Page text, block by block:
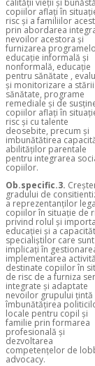
calității vieții și
copiilor aflați în
risc și a familiilor
prin abordarea
nevoilor acestora și
furnizarea
educație informală și
nonformală, educație
pentru sănătate ,
și monitorizare a
sănătate, programe
remediale și de
copiilor aflați în
risc și cu talente
deosebite, precum și
imbunătătirea
abilităților parentale
pentru integrarea
copiilor.
Ob.specific.3.
gradului de
a reprezentanților
copiilor în situație de
privind rolul și
educației și a
specialiștilor care sunt
implicați în
implementarea
destinate copiilor în
de risc de a furniza
integrate și adaptate
nevoilor grupului țintă
îmbunătățirea
locale pentru copil și
familie prin formarea
profesională și
dezvoltarea
competențelor de
advocacy.